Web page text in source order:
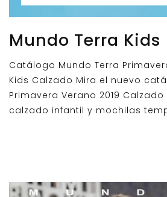
Mundo Terra Kids
Catálogo Mundo Terra
Kids Calzado Mira el nuevo
Primavera Verano 2019 Calzado
calzado infantil y mochilas